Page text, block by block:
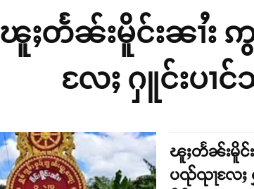
ၽူႈတႅၼ်းမိူင်းၼၢႆး ဢွ
လႄႈ ႁူင်းပၢင်
ၽူႈတႅၼ်းမိူင်း
ပၺ်ၺႃလႄႈ